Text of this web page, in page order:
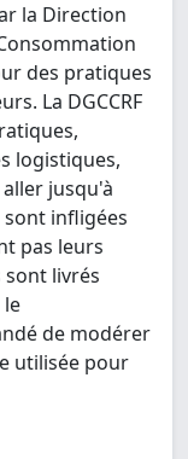
la Direction
des pratiques
La DGCCRF
logistiques,
jusqu'à
sont infligées
pas leurs
livrés
le
de modérer
utilisée pour